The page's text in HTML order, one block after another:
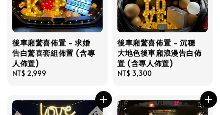
後車廂驚喜佈置 - 求婚
告白驚喜套組佈置 (含專
人佈置)
Regular
NT$ 2,999
後車廂驚喜佈置 - 沉穩
大地色後車廂浪漫告白佈
置 (含專人佈置)
Regular
NT$ 3,300